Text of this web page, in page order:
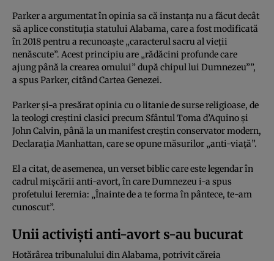
Parker a argumentat în opinia sa că instanța nu a făcut decât
să aplice constituția statului Alabama, care a fost modificată
în 2018 pentru a recunoaște „caracterul sacru al vieții
nenăscute”. Acest principiu are „rădăcini profunde care
ajung până la crearea omului” după chipul lui Dumnezeu””,
a spus Parker, citând Cartea Genezei.
Parker și-a presărat opinia cu o litanie de surse religioase, de
la teologi creștini clasici precum Sfântul Toma d’Aquino și
John Calvin, până la un manifest creștin conservator modern,
Declarația Manhattan, care se opune măsurilor „anti-viață”.
El a citat, de asemenea, un verset biblic care este legendar în
cadrul mișcării anti-avort, în care Dumnezeu i-a spus
profetului Ieremia: „Înainte de a te forma în pântece, te-am
cunoscut”.
Unii activiști anti-avort s-au bucurat
Hotărârea tribunalului din Alabama, potrivit căreia